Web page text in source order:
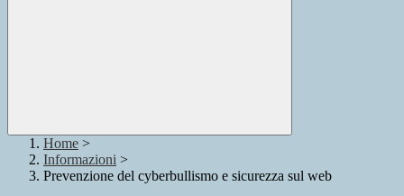
Home >
Informazioni >
Prevenzione del cyberbullismo e sicurezza sul web